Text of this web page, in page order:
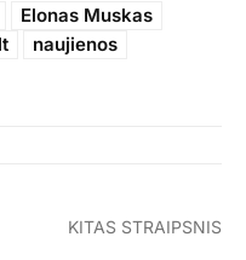
Elonas Muskas
naujienos
KITAS STRAIPSNIS